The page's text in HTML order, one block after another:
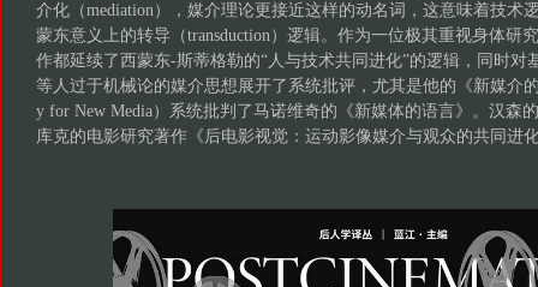
介化（mediation），媒介理论更接近这样的动名词，这意味着技术
蒙东意义上的转导（transduction）逻辑。作为一位极其重视身体研
作都延续了西蒙东-斯蒂格勒的“人与技术共同进化”的逻辑，同时对
等人过于机械论的媒介思想展开了系统批评，尤其是他的《新媒介
y for New Media）系统批判了马诺维奇的《新媒体的语言》。汉森
库克的电影研究著作《后电影视觉：运动影像媒介与观众的共同进